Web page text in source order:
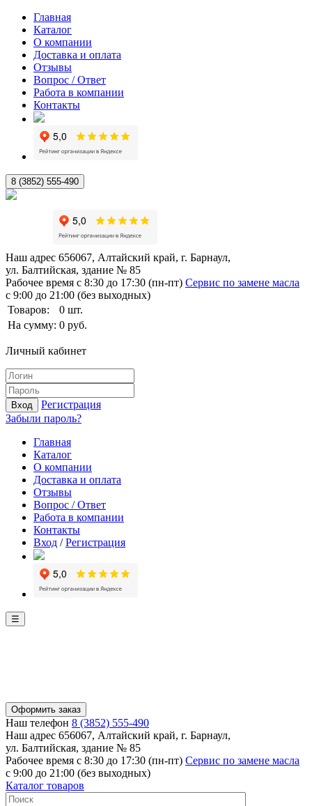
Главная
Каталог
О компании
Доставка и оплата
Отзывы
Вопрос / Ответ
Работа в компании
Контакты
8 (3852) 555-490
Наш адрес 656067, Алтайский край, г. Барнаул,
ул. Балтийская, здание № 85
Рабочее время с 8:30 до 17:30 (пн-пт) Сервис по замене масла
с 9:00 до 21:00 (без выходных)
Товаров:
0 шт.
На сумму: 0 руб.
Личный кабинет
Вход
Регистрация
Забыли пароль?
Главная
Каталог
О компании
Доставка и оплата
Отзывы
Вопрос / Ответ
Работа в компании
Контакты
Вход /Регистрация
☰
Оформить заказ
Наш телефон 8 (3852) 555-490
Наш адрес 656067, Алтайский край, г. Барнаул,
ул. Балтийская, здание № 85
Рабочее время с 8:30 до 17:30 (пн-пт) Сервис по замене масла
с 9:00 до 21:00 (без выходных)
Каталог товаров